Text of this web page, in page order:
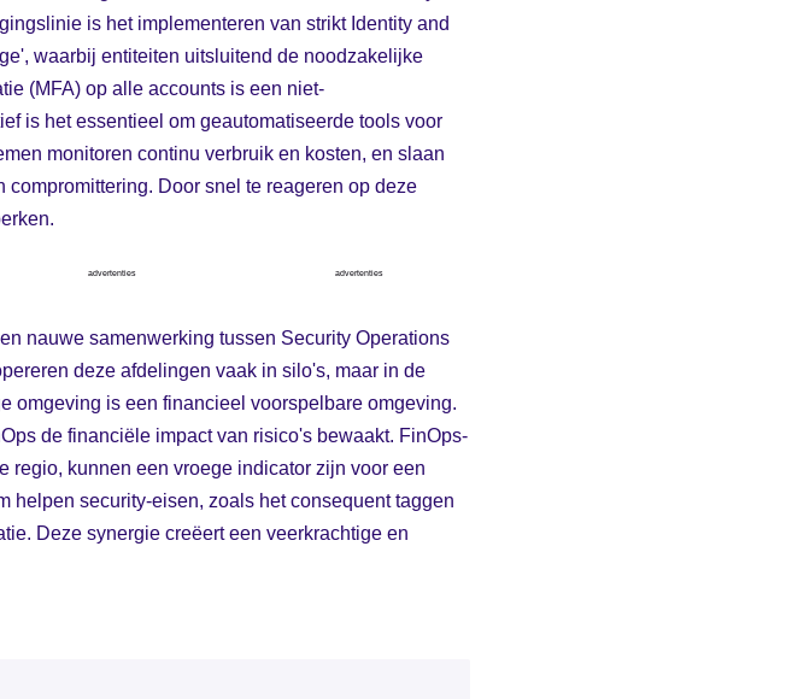
is het implementeren van strikt Identity and
waarbij entiteiten uitsluitend de noodzakelijke
(MFA) op alle accounts is een niet-
is het essentieel om geautomatiseerde tools voor
monitoren continu verbruik en kosten, en slaan
Door snel te reageren op deze
advertenties advertenties
nauwe samenwerking tussen Security Operations
deze afdelingen vaak in silo's, maar in de
omgeving is een financieel voorspelbare omgeving.
de financiële impact van risico's bewaakt. FinOps-
regio, kunnen een vroege indicator zijn voor een
helpen security-eisen, zoals het consequent taggen
Deze synergie creëert een veerkrachtige en